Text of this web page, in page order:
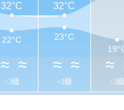
<3级 <3级 <3级
32°C
32°C
22°C
23°C